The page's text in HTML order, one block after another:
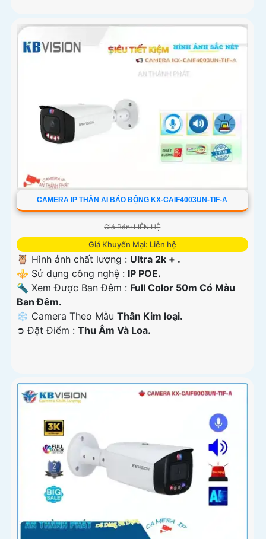
CAMERA IP THÂN AI BÁO ĐỘNG KX-CAIF4003UN-TIF-A
Giá Bán: LIÊN HỆ
Giá Khuyến Mại: Liên hệ
🦉 Hình ảnh chất lượng : Ultra 2k + .
⚜️ Sử dụng công nghệ : IP POE.
🔦 Xem Được Ban Đêm : Full Color 50m Có Màu
Ban Ðêm.
❄ Camera Theo Mẫu Thân Kim loại.
️➲ Đặt Điểm : Thu Âm Và Loa.